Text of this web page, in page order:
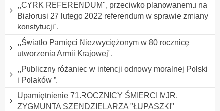
,,CYRK REFERENDUM", przeciwko planowanemu na
Białorusi 27 lutego 2022 referendum w sprawie zmiany
konstytucji".
,,Światło Pamięci Niezwyciężonym w 80 rocznicę
utworzenia Armii Krajowej".
,,Publiczny różaniec w intencji odnowy moralnej Polski
i Polaków ”.
Upamiętnienie 71.ROCZNICY ŚMIERCI MJR.
ZYGMUNTA SZENDZIELARZA "ŁUPASZKI"